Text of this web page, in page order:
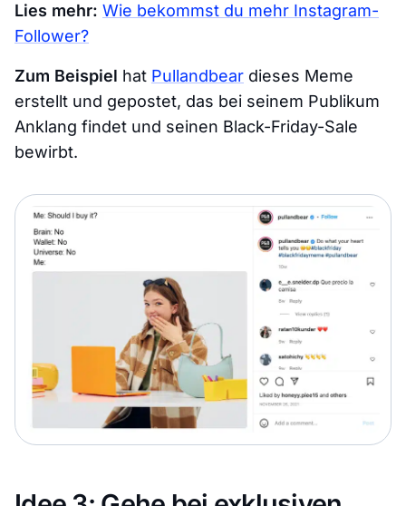
Lies mehr: Wie bekommst du mehr Instagram-
Follower?
Zum Beispiel hat Pullandbear dieses Meme
erstellt und gepostet, das bei seinem Publikum
Anklang findet und seinen Black-Friday-Sale
bewirbt.